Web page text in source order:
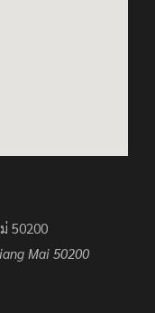
50200
Mai 50200